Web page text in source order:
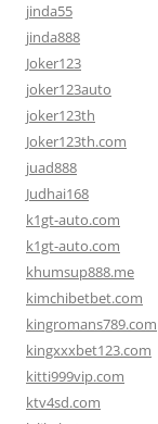
jinda55
jinda888
Joker123
joker123auto
joker123th
Joker123th.com
juad888
Judhai168
k1gt-auto.com
k1gt-auto.com
khumsup888.me
kimchibetbet.com
kingromans789.com
kingxxxbet123.com
kitti999vip.com
ktv4sd.com